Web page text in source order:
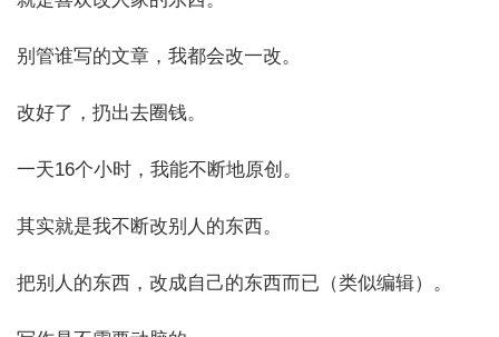
别管谁写的文章，我都会改一改。
改好了，扔出去圈钱。
一天16个小时，我能不断地原创。
其实就是我不断改别人的东西。
把别人的东西，改成自己的东西而已（类似编辑）。